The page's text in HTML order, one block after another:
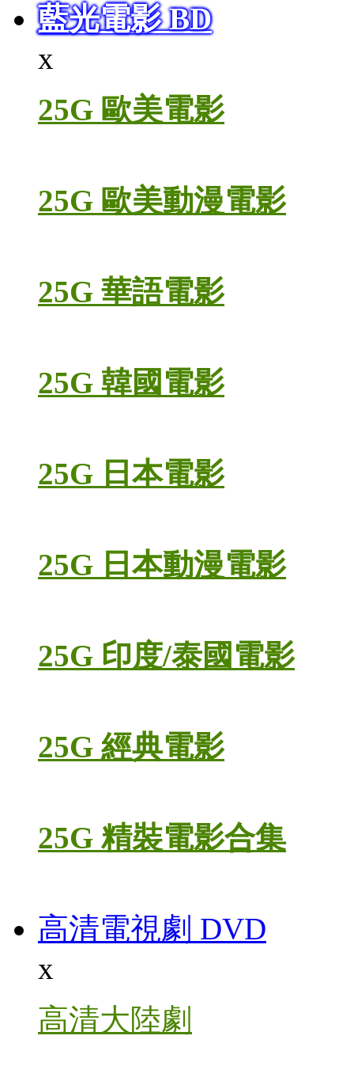
藍光電影 BD
x
25G 歐美電影
25G 歐美動漫電影
25G 華語電影
25G 韓國電影
25G 日本電影
25G 日本動漫電影
25G 印度/泰國電影
25G 經典電影
25G 精裝電影合集
高清電視劇 DVD
x
高清大陸劇